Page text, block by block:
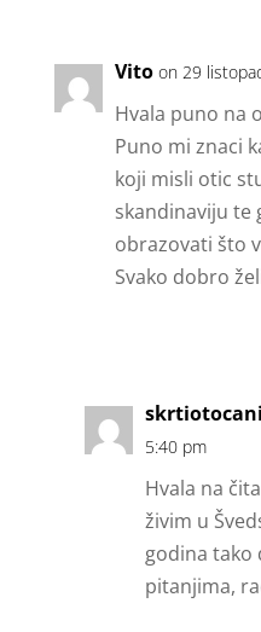
Vito on 29
Hvala puno na
Puno mi znaci
koji misli otic
skandinaviju te
obrazovati što
Svako dobro
5:40 pm
Hvala na
živim u
godina tako
pitanjima,